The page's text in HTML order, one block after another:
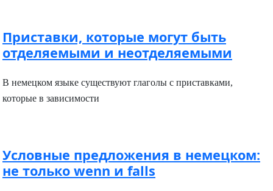
Приставки, которые могут быть
отделяемыми и неотделяемыми
В немецком языке существуют глаголы с приставками,
которые в зависимости
Условные предложения в немецком:
не только wenn и falls